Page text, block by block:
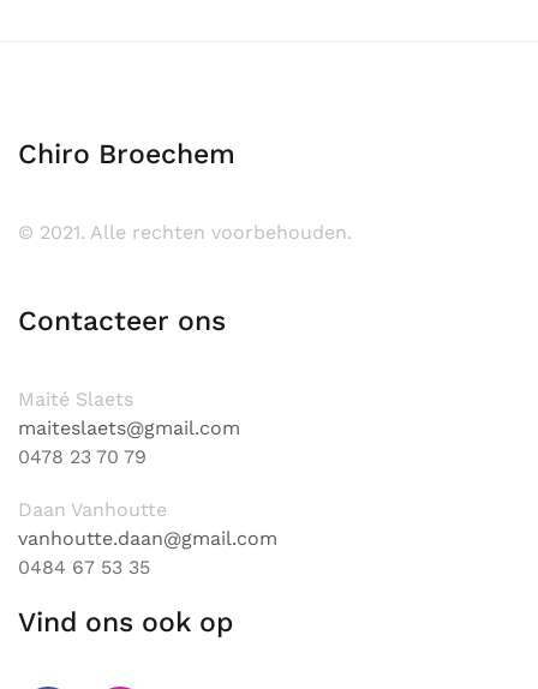
Chiro Broechem
© 2021. Alle rechten voorbehouden.
Contacteer ons
Maité Slaets
maiteslaets@gmail.com
0478 23 70 79
Daan Vanhoutte
vanhoutte.daan@gmail.com
0484 67 53 35
Vind ons ook op